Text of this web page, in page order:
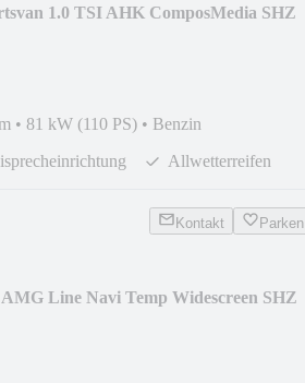
1.0 TSI AHK ComposMedia SHZ
• 81 kW (110 PS) • Benzin
Allwetterreifen
Kontakt Parken
AMG Line Navi Temp Widescreen SHZ